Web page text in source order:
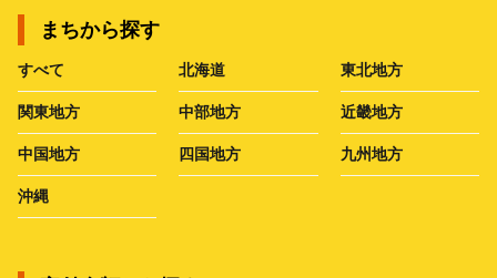
まちから探す
すべて 北海道 東北地方
関東地方 中部地方 近畿地方
中国地方 四国地方 九州地方
沖縄